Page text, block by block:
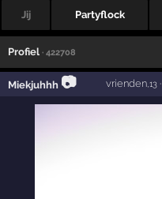
Jij Partyflock
Profiel · 422708
Miekjuhhh 📷 vrienden,13·